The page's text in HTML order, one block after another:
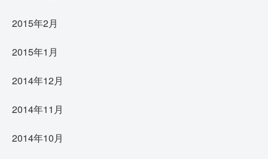
2015年2月
2015年1月
2014年12月
2014年11月
2014年10月